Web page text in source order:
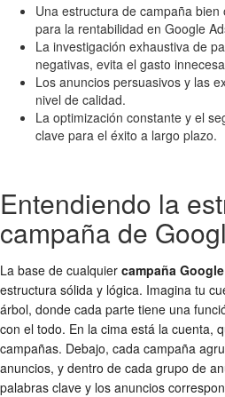
Una estructura de campaña
para la rentabilidad en Google
La investigación exhaustiva de
negativas, evita el gasto
Los anuncios persuasivos y las
nivel de calidad.
La optimización constante y el
clave para el éxito a largo plazo.
Entendiendo la
campaña de
La base de cualquier campaña
estructura sólida y lógica. Imagina tu
árbol, donde cada parte tiene una
con el todo. En la cima está la cuenta,
campañas. Debajo, cada campaña
anuncios, y dentro de cada grupo de
palabras clave y los anuncios